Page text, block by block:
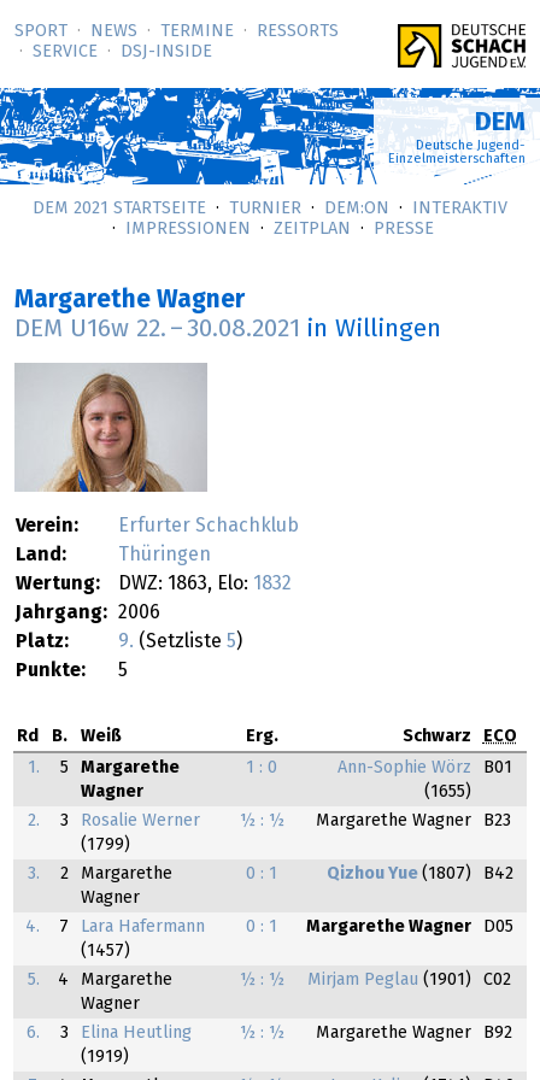
SPORT NEWS TERMINE
RESSORTS
SERVICE
DSJ-­INSIDE
DEM
Deutsche Jugend-
Einzelmeisterschaften
DEM 2021 STARTSEITE TURNIER DEM:ON
INTERAKTIV
IMPRESSIONEN
ZEITPLAN PRESSE
Margarethe Wagner
DEM U16w 22. – 30.08.2021 in Willingen
Verein:
Erfurter Schachklub
Land:
Thüringen
Wertung:
DWZ: 1863, Elo: 1832
Jahrgang: 2006
Platz:
9. (Setzliste 5)
Punkte:
5
Rd B. Weiß Erg. Schwarz
ECO
1.
5
Margarethe
Wagner
1 : 0
Ann-Sophie Wörz
(1655)
B01
2. 3
Rosalie Werner
(1799)
½ : ½ Margarethe Wagner B23
3. 2
Margarethe
Wagner
0 : 1 Qizhou Yue (1807) B42
4. 7
Lara Hafermann
(1457)
0 : 1 Margarethe Wagner D05
5. 4
Margarethe
Wagner
½ : ½ Mirjam Peglau (1901) C02
6. 3
Elina Heutling
(1919)
½ : ½ Margarethe Wagner B92